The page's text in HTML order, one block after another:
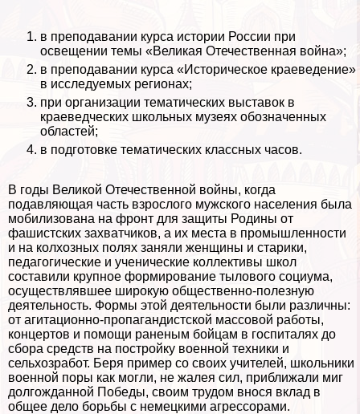
в преподавании курса истории России при
освещении темы «Великая Отечественная война»;
в преподавании курса «Историческое краеведение»
в исследуемых регионах;
при организации тематических выставок в
краеведческих школьных музеях обозначенных
областей;
в подготовке тематических классных часов.
В годы Великой Отечественной войны, когда
подавляющая часть взрослого мужского населения была
мобилизована на фронт для защиты Родины от
фашистских захватчиков, а их места в промышленности
и на колхозных полях заняли женщины и старики,
педагогические и ученические коллективы школ
составили крупное формирование тылового социума,
осуществлявшее широкую общественно-полезную
деятельность. Формы этой деятельности были различны:
от агитационно-пропагандистской массовой работы,
концертов и помощи раненым бойцам в госпиталях до
сбора средств на постройку военной техники и
сельхозработ. Беря пример со своих учителей, школьники
военной поры как могли, не жалея сил, приближали миг
долгожданной Победы, своим трудом внося вклад в
общее дело борьбы с немецкими агрессорами.